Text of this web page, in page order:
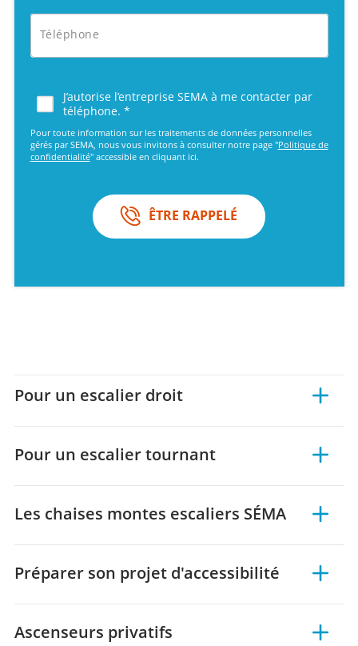
Téléphone
J’autorise l’entreprise SEMA à me contacter par
téléphone. *
Pour toute information sur les traitements de données personnelles
gérés par SEMA, nous vous invitons à consulter notre page "Politique de
confidentialité" accessible en cliquant ici.
ÊTRE RAPPELÉ
Pour un escalier droit
Pour un escalier tournant
Les chaises montes escaliers SÉMA
Préparer son projet d'accessibilité
Ascenseurs privatifs